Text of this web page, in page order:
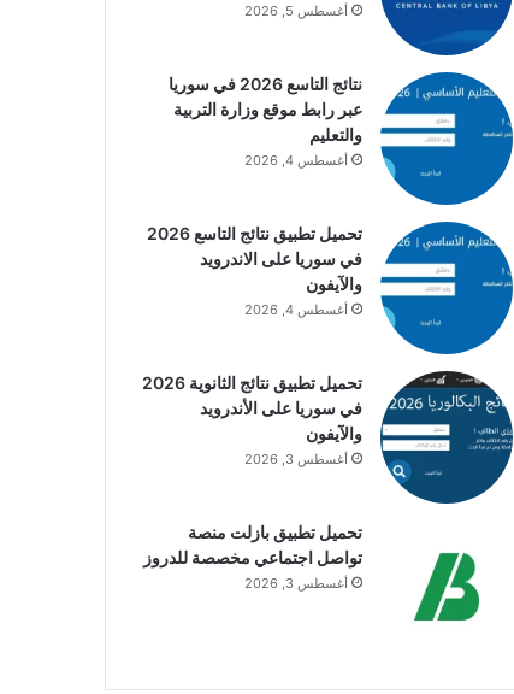
أغسطس 5, 2026
نتائج التاسع 2026 في سوريا
عبر رابط موقع وزارة التربية
والتعليم
أغسطس 4, 2026
تحميل تطبيق نتائج التاسع 2026
في سوريا على الاندرويد
والآيفون
أغسطس 4, 2026
تحميل تطبيق نتائج الثانوية 2026
في سوريا على الأندرويد
والآيفون
أغسطس 3, 2026
تحميل تطبيق بازلت منصة
تواصل اجتماعي مخصصة للدروز
أغسطس 3, 2026